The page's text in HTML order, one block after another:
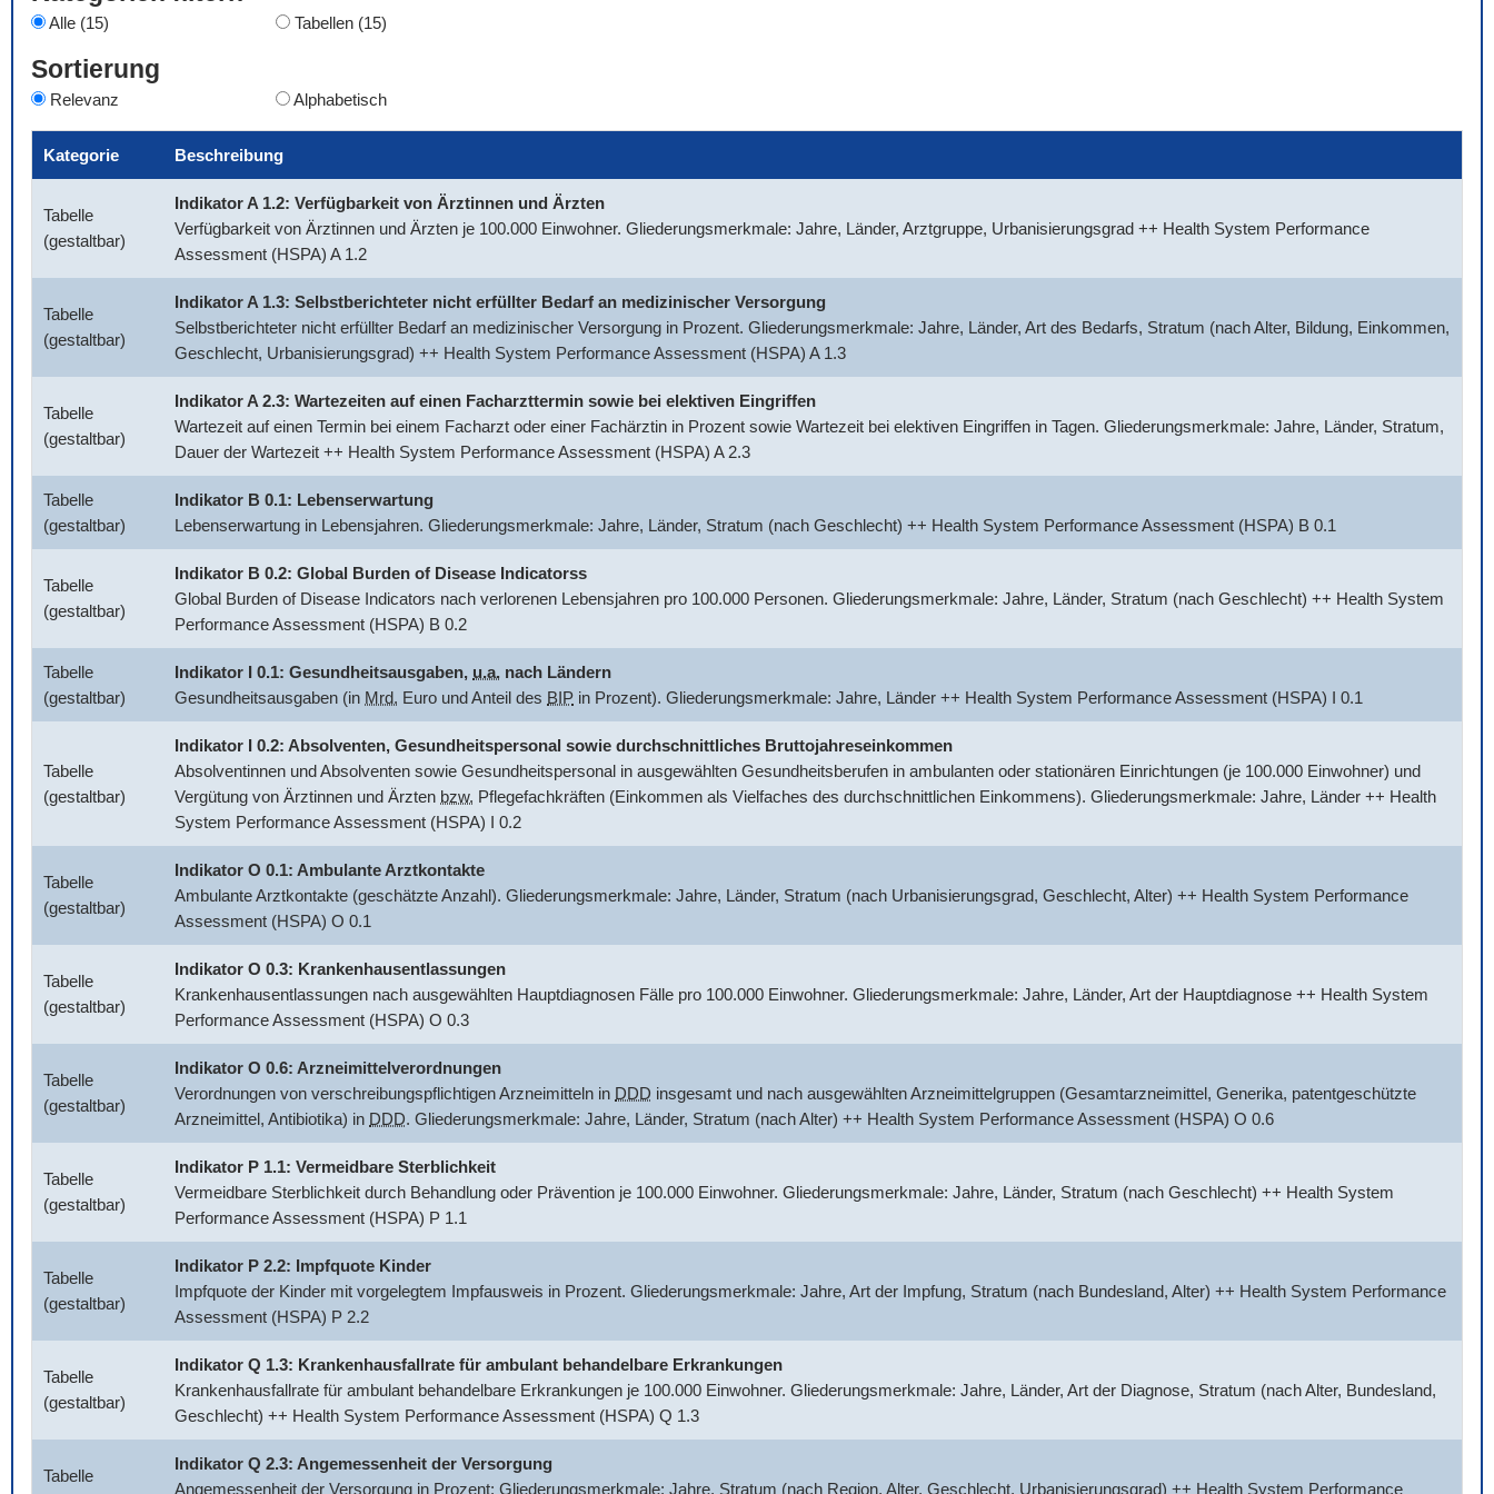
Alle (15) Tabellen (15)
Sortierung
Relevanz Alphabetisch
Kategorie Beschreibung
Tabelle
(gestaltbar)
Indikator A 1.2: Verfügbarkeit von Ärztinnen und Ärzten
Verfügbarkeit von Ärztinnen und Ärzten je 100.000 Einwohner. Gliederungsmerkmale: Jahre, Länder, Arztgruppe, Urbanisierungsgrad ++ Health System Performance
Assessment (HSPA) A 1.2
Tabelle
(gestaltbar)
Indikator A 1.3: Selbstberichteter nicht erfüllter Bedarf an medizinischer Versorgung
Selbstberichteter nicht erfüllter Bedarf an medizinischer Versorgung in Prozent. Gliederungsmerkmale: Jahre, Länder, Art des Bedarfs, Stratum (nach Alter, Bildung, Einkommen,
Geschlecht, Urbanisierungsgrad) ++ Health System Performance Assessment (HSPA) A 1.3
Tabelle
(gestaltbar)
Indikator A 2.3: Wartezeiten auf einen Facharzttermin sowie bei elektiven Eingriffen
Wartezeit auf einen Termin bei einem Facharzt oder einer Fachärztin in Prozent sowie Wartezeit bei elektiven Eingriffen in Tagen. Gliederungsmerkmale: Jahre, Länder, Stratum,
Dauer der Wartezeit ++ Health System Performance Assessment (HSPA) A 2.3
Tabelle
(gestaltbar)
Indikator B 0.1: Lebenserwartung
Lebenserwartung in Lebensjahren. Gliederungsmerkmale: Jahre, Länder, Stratum (nach Geschlecht) ++ Health System Performance Assessment (HSPA) B 0.1
Tabelle
(gestaltbar)
Indikator B 0.2: Global Burden of Disease Indicatorss
Global Burden of Disease Indicators nach verlorenen Lebensjahren pro 100.000 Personen. Gliederungsmerkmale: Jahre, Länder, Stratum (nach Geschlecht) ++ Health System
Performance Assessment (HSPA) B 0.2
Tabelle
(gestaltbar)
Indikator I 0.1: Gesundheitsausgaben, u.a. nach Ländern
Gesundheitsausgaben (in Mrd. Euro und Anteil des BIP in Prozent). Gliederungsmerkmale: Jahre, Länder ++ Health System Performance Assessment (HSPA) I 0.1
Tabelle
(gestaltbar)
Indikator I 0.2: Absolventen, Gesundheitspersonal sowie durchschnittliches Bruttojahreseinkommen
Absolventinnen und Absolventen sowie Gesundheitspersonal in ausgewählten Gesundheitsberufen in ambulanten oder stationären Einrichtungen (je 100.000 Einwohner) und
Vergütung von Ärztinnen und Ärzten bzw. Pflegefachkräften (Einkommen als Vielfaches des durchschnittlichen Einkommens). Gliederungsmerkmale: Jahre, Länder ++ Health
System Performance Assessment (HSPA) I 0.2
Tabelle
(gestaltbar)
Indikator O 0.1: Ambulante Arztkontakte
Ambulante Arztkontakte (geschätzte Anzahl). Gliederungsmerkmale: Jahre, Länder, Stratum (nach Urbanisierungsgrad, Geschlecht, Alter) ++ Health System Performance
Assessment (HSPA) O 0.1
Tabelle
(gestaltbar)
Indikator O 0.3: Krankenhausentlassungen
Krankenhausentlassungen nach ausgewählten Hauptdiagnosen Fälle pro 100.000 Einwohner. Gliederungsmerkmale: Jahre, Länder, Art der Hauptdiagnose ++ Health System
Performance Assessment (HSPA) O 0.3
Tabelle
(gestaltbar)
Indikator O 0.6: Arzneimittelverordnungen
Verordnungen von verschreibungspflichtigen Arzneimitteln in DDD insgesamt und nach ausgewählten Arzneimittelgruppen (Gesamtarzneimittel, Generika, patentgeschützte
Arzneimittel, Antibiotika) in DDD. Gliederungsmerkmale: Jahre, Länder, Stratum (nach Alter) ++ Health System Performance Assessment (HSPA) O 0.6
Tabelle
(gestaltbar)
Indikator P 1.1: Vermeidbare Sterblichkeit
Vermeidbare Sterblichkeit durch Behandlung oder Prävention je 100.000 Einwohner. Gliederungsmerkmale: Jahre, Länder, Stratum (nach Geschlecht) ++ Health System
Performance Assessment (HSPA) P 1.1
Tabelle
(gestaltbar)
Indikator P 2.2: Impfquote Kinder
Impfquote der Kinder mit vorgelegtem Impfausweis in Prozent. Gliederungsmerkmale: Jahre, Art der Impfung, Stratum (nach Bundesland, Alter) ++ Health System Performance
Assessment (HSPA) P 2.2
Tabelle
(gestaltbar)
Indikator Q 1.3: Krankenhausfallrate für ambulant behandelbare Erkrankungen
Krankenhausfallrate für ambulant behandelbare Erkrankungen je 100.000 Einwohner. Gliederungsmerkmale: Jahre, Länder, Art der Diagnose, Stratum (nach Alter, Bundesland,
Geschlecht) ++ Health System Performance Assessment (HSPA) Q 1.3
Tabelle
Indikator Q 2.3: Angemessenheit der Versorgung
Angemessenheit der Versorgung in Prozent: Gliederungsmerkmale: Jahre, Stratum (nach Region, Alter, Geschlecht, Urbanisierungsgrad) ++ Health System Performance